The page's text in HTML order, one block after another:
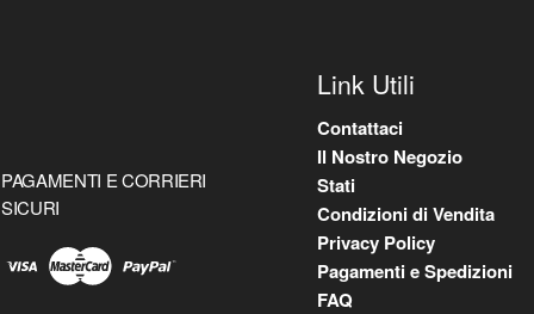
PAGAMENTI E CORRIERI
SICURI
Link Utili
Contattaci
Il Nostro Negozio
Stati
Condizioni di Vendita
Privacy Policy
Pagamenti e Spedizioni
FAQ